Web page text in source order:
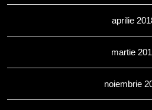
aprilie
martie
noiembrie